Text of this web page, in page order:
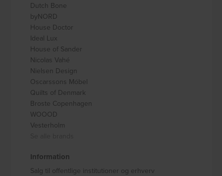
Dutch Bone
byNORD
House Doctor
Ideal Lux
House of Sander
Nicolas Vahé
Nielsen Design
Oscarssons Móbel
Quilts of Denmark
Broste Copenhagen
WOOOD
Vesterholm
Information
Salg til offentlige institutioner og erhverv